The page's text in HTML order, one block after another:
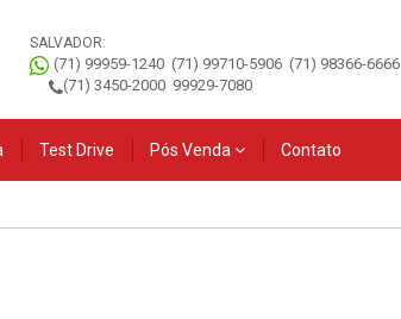
SALVADOR:
(71) 99959-1240 (71) 99710-5906 (71) 98366-6666
(71) 3450-2000 99929-7080
Test Drive Pós Venda Contato